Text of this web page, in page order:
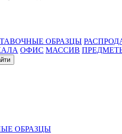
ОБРАЗЦЫ
ОФИС МАССИВ
ОБРАЗЦЫ